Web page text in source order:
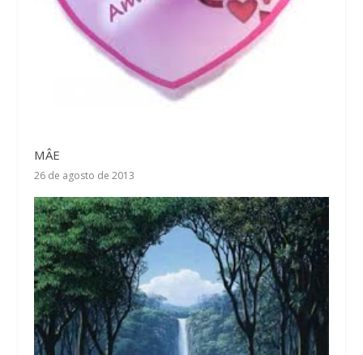
MÂE
26 de agosto de 2013